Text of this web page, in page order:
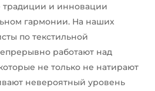
традиции и инновации
гармонии. На наших
по текстильной
работают над
не только не натирают
невероятный уровень